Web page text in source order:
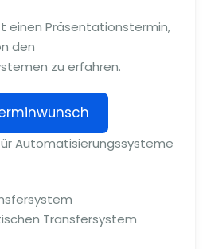
einen Präsentationstermin,
den
zu erfahren.
Automatisierungssysteme
Transfersystem